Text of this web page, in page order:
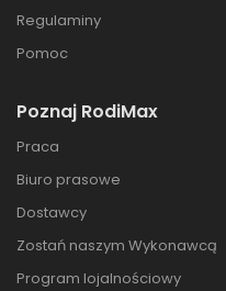
Regulaminy
Pomoc
Poznaj RodiMax
Praca
Biuro prasowe
Dostawcy
Zostań naszym Wykonawcą
Program lojalnościowy